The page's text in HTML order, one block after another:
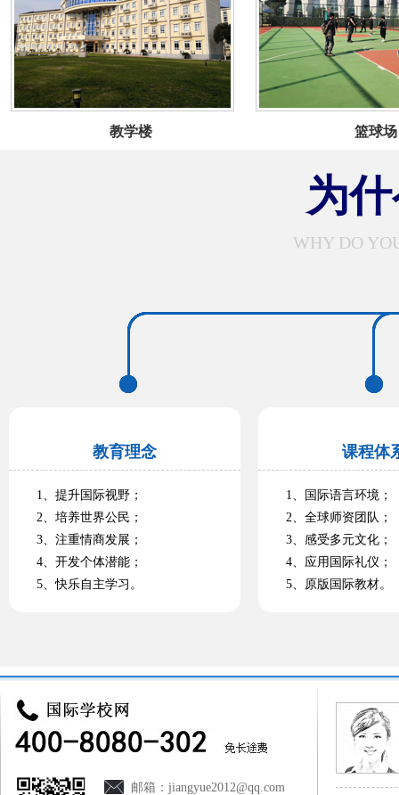
教学楼 篮球场
为
WHY DO
教育理念
1、提升国际视野；
2、培养世界公民；
3、注重情商发展；
4、开发个体潜能；
5、快乐自主学习。
课程体
1、国际语言环境；
2、全球师资团队；
3、感受多元文化；
4、应用国际礼仪；
5、原版国际教材。
邮箱： jiangyue2012@qq.com